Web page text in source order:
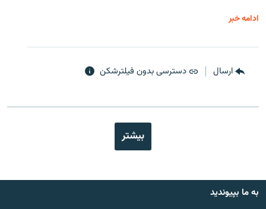
ادامه خبر
ارسال دسترسی بدون فیلترشکن
بیشتر
به ما بپیوندید